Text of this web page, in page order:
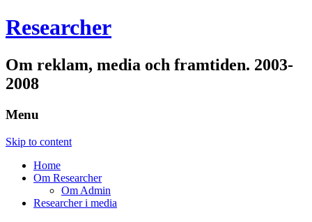
Researcher
Om reklam, media och framtiden. 2003-
2008
Menu
Skip to content
Home
Om Researcher
Om Admin
Researcher i media